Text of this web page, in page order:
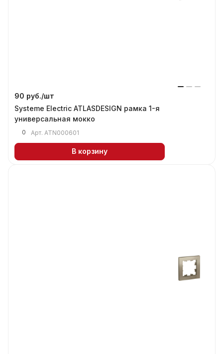
90 руб./шт
Systeme Electric ATLASDESIGN рамка 1-я
универсальная мокко
0 Арт. ATN000601
В корзину